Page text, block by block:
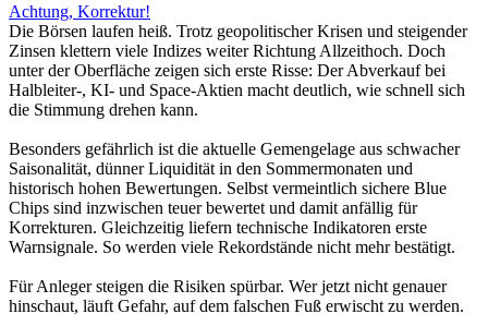
Achtung, Korrektur!
Die Börsen laufen heiß. Trotz geopolitischer Krisen und steigender
Zinsen klettern viele Indizes weiter Richtung Allzeithoch. Doch
unter der Oberfläche zeigen sich erste Risse: Der Abverkauf bei
Halbleiter-, KI- und Space-Aktien macht deutlich, wie schnell sich
die Stimmung drehen kann.
Besonders gefährlich ist die aktuelle Gemengelage aus schwacher
Saisonalität, dünner Liquidität in den Sommermonaten und
historisch hohen Bewertungen. Selbst vermeintlich sichere Blue
Chips sind inzwischen teuer bewertet und damit anfällig für
Korrekturen. Gleichzeitig liefern technische Indikatoren erste
Warnsignale. So werden viele Rekordstände nicht mehr bestätigt.
Für Anleger steigen die Risiken spürbar. Wer jetzt nicht genauer
hinschaut, läuft Gefahr, auf dem falschen Fuß erwischt zu werden.